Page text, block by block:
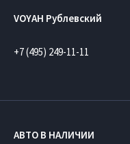
VOYAH Рублевский
+7 (495) 249-11-11
АВТО В НАЛИЧИИ